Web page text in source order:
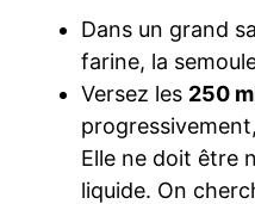
Dans un grand
farine, la
Versez les 250
Elle ne doit être
liquide. On